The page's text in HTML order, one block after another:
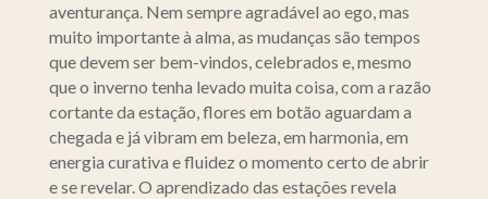
aventurança. Nem sempre agradável ao ego, mas
muito importante à alma, as mudanças são tempos
que devem ser bem-vindos, celebrados e, mesmo
que o inverno tenha levado muita coisa, com a razão
cortante da estação, flores em botão aguardam a
chegada e já vibram em beleza, em harmonia, em
energia curativa e fluidez o momento certo de abrir
e se revelar. O aprendizado das estações revela